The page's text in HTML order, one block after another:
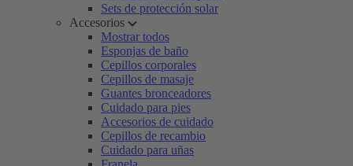
Sets de protección solar
Accesorios
Mostrar todos
Esponjas de baño
Cepillos corporales
Cepillos de masaje
Guantes bronceadores
Cuidado para pies
Accesorios de cuidado
Cepillos de recambio
Cuidado para uñas